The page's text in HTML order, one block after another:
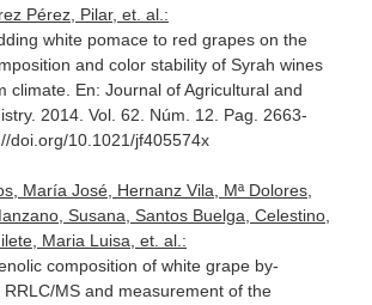
Pérez, Pilar, et. al.:
white pomace to red grapes on the
and color stability of Syrah wines
climate. En: Journal of Agricultural and
. 2014. Vol. 62. Núm. 12. Pag. 2663-
doi.org/10.1021/jf405574x
María José, Hernanz Vila, Mª Dolores,
Susana, Santos Buelga, Celestino,
Maria Luisa, et. al.:
composition of white grape by-
RRLC/MS and measurement of the